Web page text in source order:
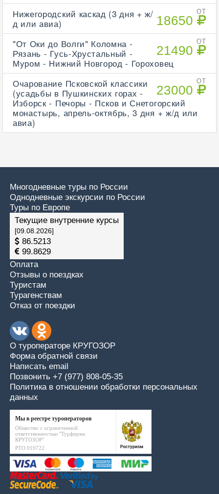
ОТ
18650
Нижегородский каскад (3 дня + ж/
д или авиа)
ОТ
21490
"От Оки до Волги" Коломна -
Рязань - Гусь-Хрустальный -
Муром - Нижний Новгород - Гороховец
ОТ
23000
Очарование Псковской классики
(усадьбы в Пушкинских горах -
Изборск - Печоры - Псков и Снетогорский
монастырь, апрель-октябрь, 3 дня + ж/д или
авиа)
Многодневные туры по России
Однодневные экскурсии по России
Туры по Европе
Текущие внутренние курсы
[09.08.2026]
86.5213
99.8629
Оплата
Отзывы о поездках
Туристам
Турагенствам
Отказ от поездки
О туроператоре КРУГОЗОР
Форма обратной связи
Написать email
Позвонить +7 (977) 808-05-35
Политика в отношении обработки персональных
данных
Мы в реестре туроператоров
Общество с ограниченной
ответственностью "Турфирма
КРУГОЗОР"
РТО 019722